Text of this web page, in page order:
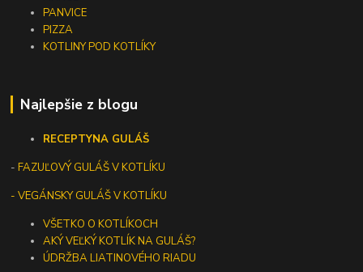
PANVICE
PIZZA
KOTLINY POD KOTLÍKY
Najlepšie z blogu
RECEPTYNA GULÁŠ
-FAZUĽOVÝ GULÁŠ V KOTLÍKU
- VEGÁNSKY GULÁŠ V KOTLÍKU
VŠETKO O KOTLÍKOCH
AKÝ VEĽKÝ KOTLÍK NA GULÁŠ?
ÚDRŽBA LIATINOVÉHO RIADU